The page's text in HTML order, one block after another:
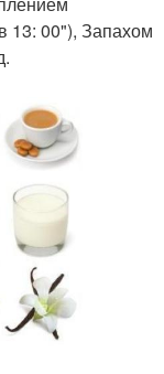
13: 00"), Запахом